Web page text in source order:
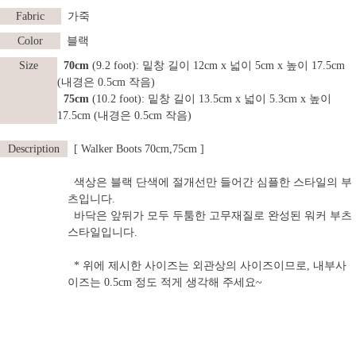
Fabric 가죽
Color 블랙
Size 70cm (9.2 foot): 밑창 길이 12cm x 넓이 5cm x 높이 17.5cm
(내경은 0.5cm 작음)
75cm (10.2 foot): 밑창 길이 13.5cm x 넓이 5.3cm x 높이
17.5cm (내경은 0.5cm 작음)
Description [ Walker Boots 70cm,75cm ]
색상은 블랙 단색에 절개선만 들어간 심플한 스타일의 부
츠입니다.
바닥은 앞뒤가 모두 두툼한 고무재질로 완성된 워커 부츠
스타일입니다.
* 위에 제시한 사이즈는 외관상의 사이즈이므로, 내부사
이즈는 0.5cm 정도 적게 생각해 주세요~